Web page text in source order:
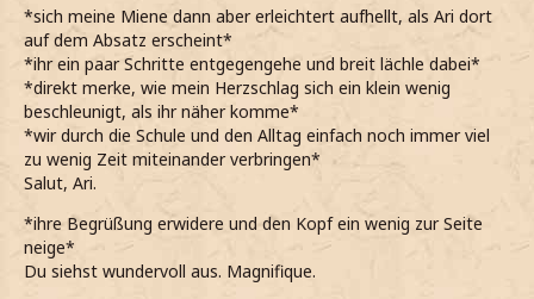
*sich meine Miene dann aber erleichtert aufhellt, als Ari dort
auf dem Absatz erscheint*
*ihr ein paar Schritte entgegengehe und breit lächle dabei*
*direkt merke, wie mein Herzschlag sich ein klein wenig
beschleunigt, als ihr näher komme*
*wir durch die Schule und den Alltag einfach noch immer viel
zu wenig Zeit miteinander verbringen*
Salut, Ari.
*ihre Begrüßung erwidere und den Kopf ein wenig zur Seite
neige*
Du siehst wundervoll aus. Magnifique.